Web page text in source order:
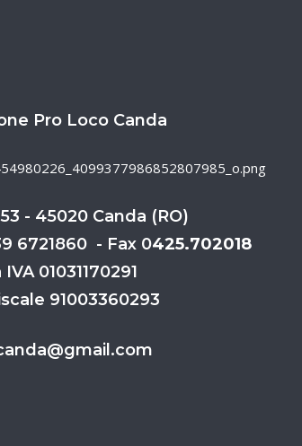
Pro Loco Canda
- 45020 Canda (RO)
6721860 - Fax 0425.702018
01031170291
91003360293